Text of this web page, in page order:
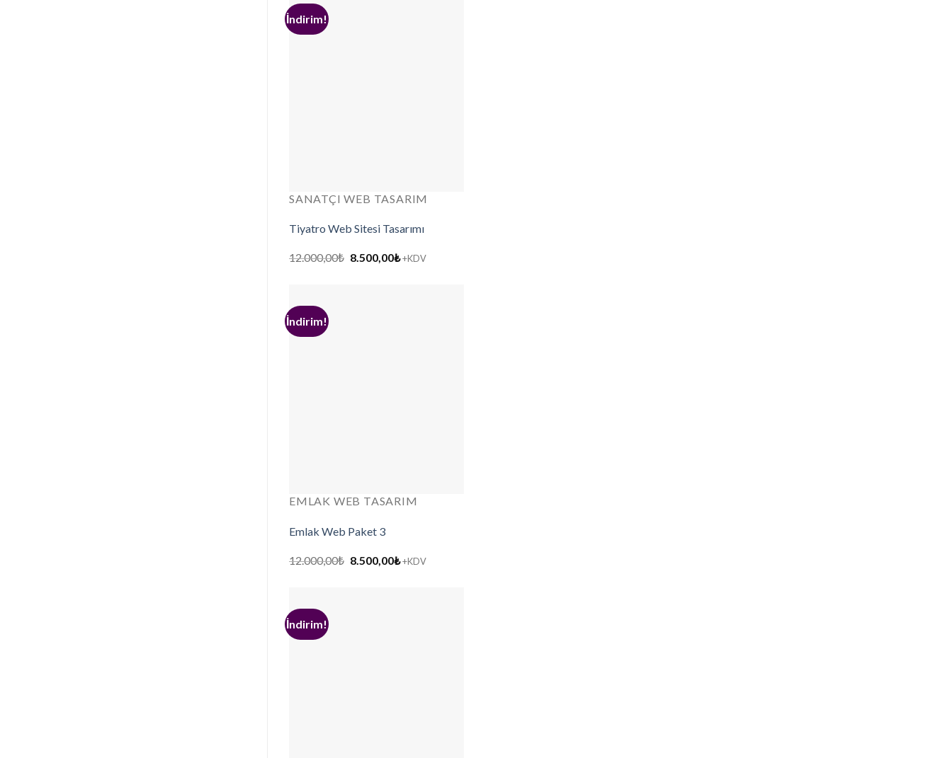
İndirim!
SANATÇI WEB TASARIM
Tiyatro Web Sitesi Tasarımı
12.000,00₺ Orijinal
8.500,00₺Şu
+KDV
İndirim!
EMLAK WEB TASARIM
Emlak Web Paket 3
12.000,00₺ Orijinal
8.500,00₺Şu
+KDV
İndirim!